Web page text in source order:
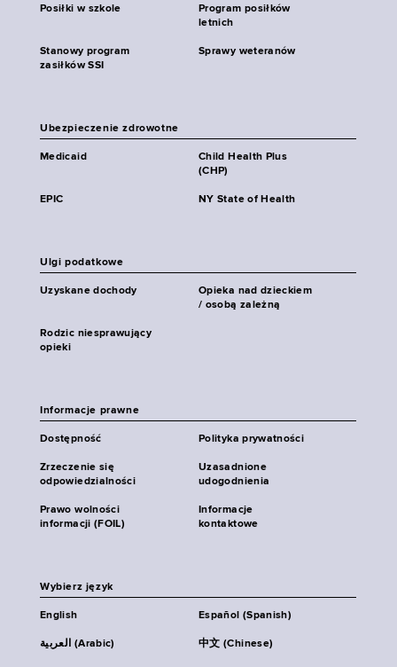
Posiłki w szkole
Program posiłków
letnich
Stanowy program
zasiłków SSI
Sprawy weteranów
Ubezpieczenie zdrowotne
Medicaid
Child Health Plus
(CHP)
EPIC NY State of Health
Ulgi podatkowe
Uzyskane dochody
Opieka nad dzieckiem
/ osobą zależną
Rodzic niesprawujący
opieki
Informacje prawne
Dostępność Polityka prywatności
Zrzeczenie się
odpowiedzialności
Uzasadnione
udogodnienia
Prawo wolności
informacji (FOIL)
Informacje
kontaktowe
Wybierz język
English Español (Spanish)
العربية (Arabic) 中文 (Chinese)